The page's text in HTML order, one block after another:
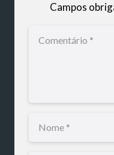
Campos